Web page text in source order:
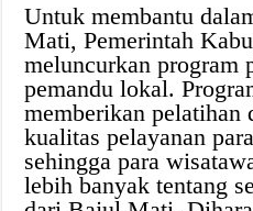
Untuk membantu
Mati, Pemerintah
meluncurkan program
pemandu lokal.
memberikan pelatihan
kualitas pelayanan
sehingga para
lebih banyak tentang